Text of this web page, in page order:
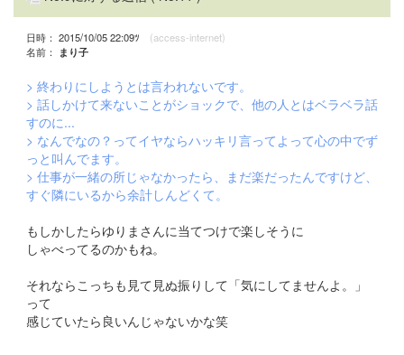
日時： 2015/10/05 22:09ﾂ (access-internet)
名前：
まり子
> 終わりにしようとは言われないです。
> 話しかけて来ないことがショックで、他の人とはベラベラ話
すのに...
> なんでなの？ってイヤならハッキリ言ってよって心の中でず
っと叫んでます。
> 仕事が一緒の所じゃなかったら、まだ楽だったんですけど、
すぐ隣にいるから余計しんどくて。
もしかしたらゆりまさんに当てつけで楽しそうに
しゃべってるのかもね。
それならこっちも見て見ぬ振りして「気にしてませんよ。」
って
感じていたら良いんじゃないかな笑